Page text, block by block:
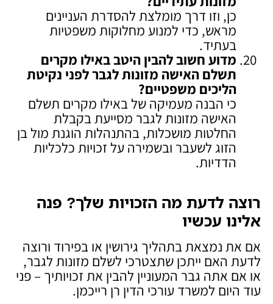
כן, וזו דרך מומלצת להסדרת העניינים
מראש, כדי למנוע מחלוקות משפטיות
בעתיד.
מדוע חשוב להבין היטב באילו מקרים
תשלם האישה מזונות לגבר לפני נקיטת
הליכים משפטיים?
כי הבנה מעמיקה של באילו מקרים תשלם
האישה מזונות לגבר מסייעת בקבלת
החלטות מושכלות, בהתנהלות הוגנת מול בן
הזוג לשעבר ובשמירה על זכויות כלכליות
הדדיות.
רוצה לדעת מה הזכויות שלך? פנה
אלינו עכשיו
אם את נמצאת בתהליך גירושין או בפירוד ורוצה
לדעת האם ייתכן שתצטרכי לשלם מזונות לגבר,
או אם אתה גבר המעוניין להבין את זכויותיך – פני
עוד היום למשרד עורכי הדין רן רייכמן.